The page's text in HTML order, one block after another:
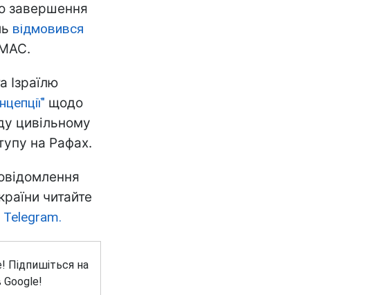
завершення
відмовився
Ізраїлю
щодо
цивільному
на Рафах.
читайте
Підпишіться на
Google!